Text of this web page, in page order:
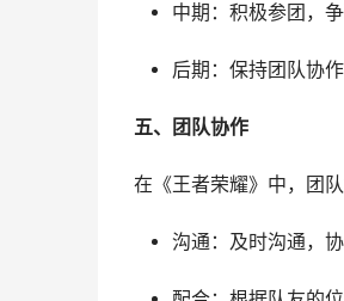
中期：积极参团，
后期：保持团队协作
五、团队协作
在《王者荣耀》中，团
沟通：及时沟通，协